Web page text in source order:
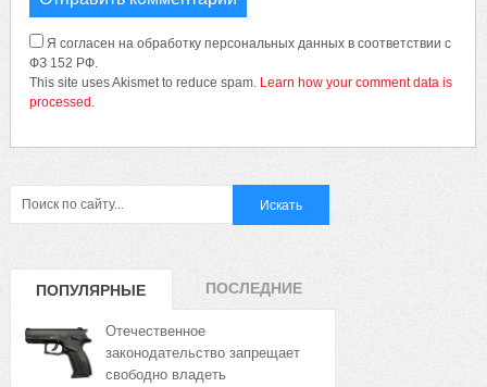
Я согласен на обработку персональных данных в соответствии с
ФЗ 152 РФ.
This site uses Akismet to reduce spam. Learn how your comment data is
processed.
ПОПУЛЯРНЫЕ
ЗАПИСИ
ПОСЛЕДНИЕ
Отечественное
законодательство запрещает
свободно владеть